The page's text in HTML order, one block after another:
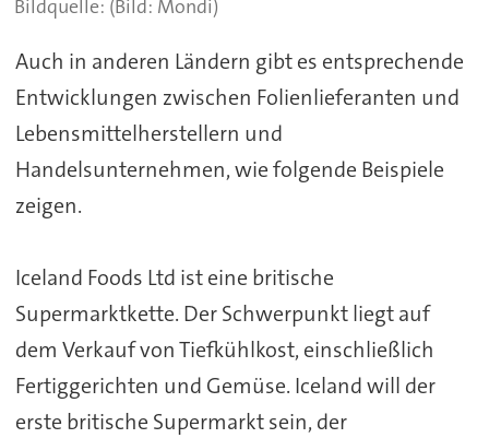
(Bild: Mondi)
Auch in anderen Ländern gibt es entsprechende
Entwicklungen zwischen Folienlieferanten und
Lebensmittelherstellern und
Handelsunternehmen, wie folgende Beispiele
zeigen.
Iceland Foods Ltd ist eine britische
Supermarktkette. Der Schwerpunkt liegt auf
dem Verkauf von Tiefkühlkost, einschließlich
Fertiggerichten und Gemüse. Iceland will der
erste britische Supermarkt sein, der